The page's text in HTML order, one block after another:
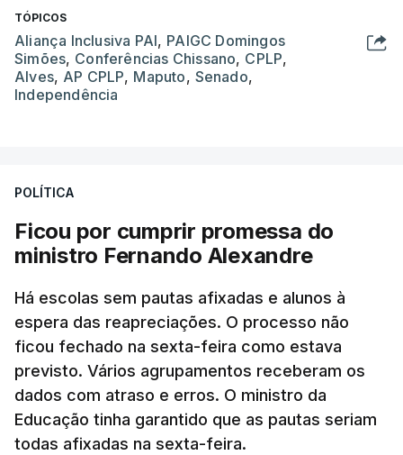
TÓPICOS
Aliança Inclusiva PAI, PAIGC Domingos
Simões, Conferências Chissano, CPLP,
Alves, AP CPLP, Maputo, Senado,
Independência
POLÍTICA
Ficou por cumprir promessa do
ministro Fernando Alexandre
Há escolas sem pautas afixadas e alunos à
espera das reapreciações. O processo não
ficou fechado na sexta-feira como estava
previsto. Vários agrupamentos receberam os
dados com atraso e erros. O ministro da
Educação tinha garantido que as pautas seriam
todas afixadas na sexta-feira.